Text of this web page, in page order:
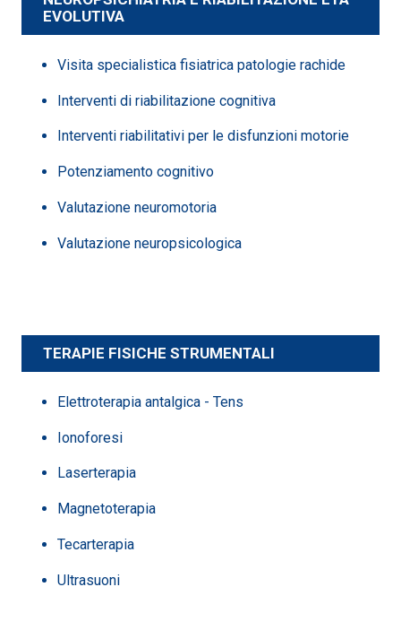
EVOLUTIVA
Visita specialistica fisiatrica patologie rachide
Interventi di riabilitazione cognitiva
Interventi riabilitativi per le disfunzioni motorie
Potenziamento cognitivo
Valutazione neuromotoria
Valutazione neuropsicologica
TERAPIE FISICHE STRUMENTALI
Elettroterapia antalgica - Tens
Ionoforesi
Laserterapia
Magnetoterapia
Tecarterapia
Ultrasuoni